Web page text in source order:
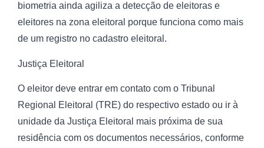
biometria ainda agiliza a detecção de eleitoras e
eleitores na zona eleitoral porque funciona como mais
de um registro no cadastro eleitoral.
Justiça Eleitoral
O eleitor deve entrar em contato com o Tribunal
Regional Eleitoral (TRE) do respectivo estado ou ir à
unidade da Justiça Eleitoral mais próxima de sua
residência com os documentos necessários, conforme